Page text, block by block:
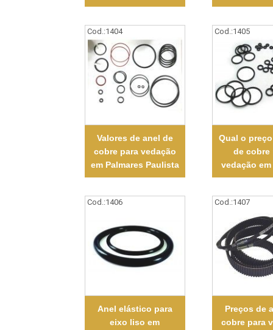
Cod.:1404
Valores de anel de
cobre para vedação
em Palmares Paulista
Cod.:1405
Qual o
de cobre
vedação
Cod.:1406
Anel elástico para
eixo liso em
Cod.:1407
Preços de
cobre para